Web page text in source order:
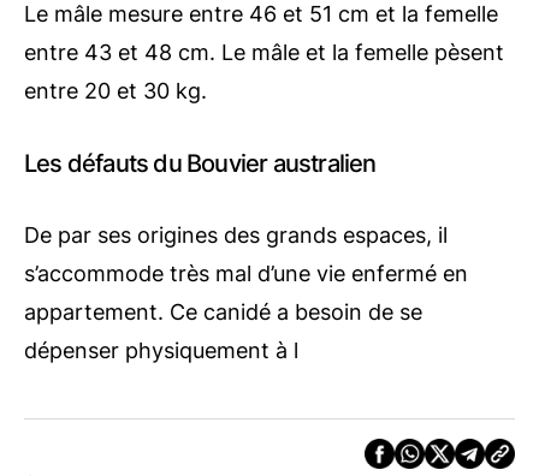
Le mâle mesure entre 46 et 51 cm et la femelle
entre 43 et 48 cm. Le mâle et la femelle pèsent
entre 20 et 30 kg.
Les défauts du Bouvier australien
De par ses origines des grands espaces, il
s’accommode très mal d’une vie enfermé en
appartement. Ce canidé a besoin de se
dépenser physiquement à l